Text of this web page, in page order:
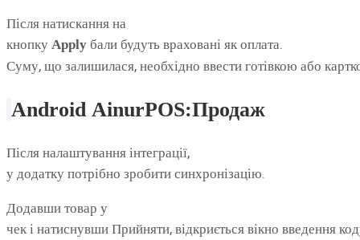
Після натискання на
кнопку Apply бали будуть враховані як оплата.
Суму, що залишилася, необхідно ввести готівкою або
Android AinurPOS:Продаж
Після налаштування інтеграції,
у додатку потрібно зробити синхронізацію.
Додавши товар у
чек і натиснувши Прийняти, відкриється вікно введення